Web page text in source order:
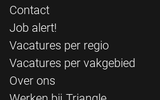
Contact
Job alert!
Vacatures per regio
Vacatures per vakgebied
Over ons